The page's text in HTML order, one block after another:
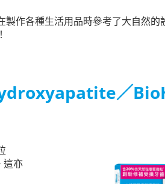
作各種生活用品時參考了大自然
／
這亦